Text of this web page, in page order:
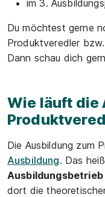
im 3.
Du möchtest gerne
Produktveredler
Dann schau dich
Wie läuft die
Die Ausbildung zum
Ausbildung. Das
Ausbildungsbetrieb
dort die